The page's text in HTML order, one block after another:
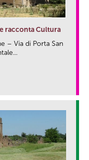
racconta Cultura
– Via di Porta San